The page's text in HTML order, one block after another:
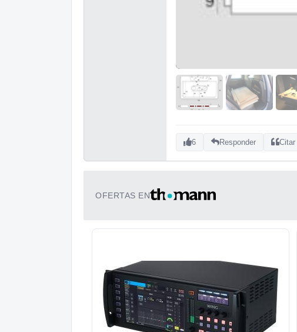
6 Responder Citar
OFERTAS EN